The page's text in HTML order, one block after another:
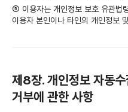
⑤ 이용자는 개인정보 보호 유관법
이용자 본인이나 타인의 개인정보
제8장. 개인정보 자동
거부에 관한 사항